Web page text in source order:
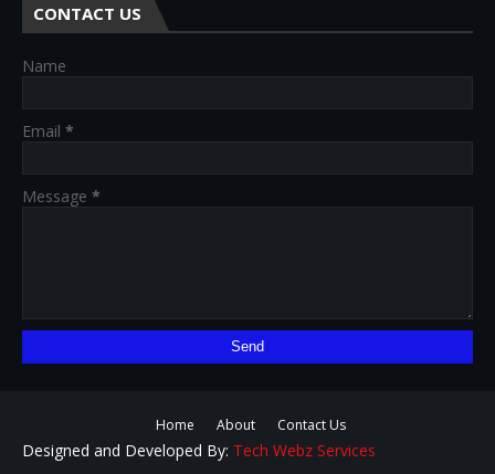
CONTACT US
Name
Email *
Message *
Home About Contact Us
Designed and Developed By: Tech Webz Services